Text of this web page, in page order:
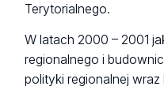
Terytorialnego.
W latach 2000 – 2001
regionalnego i
polityki regionalnej